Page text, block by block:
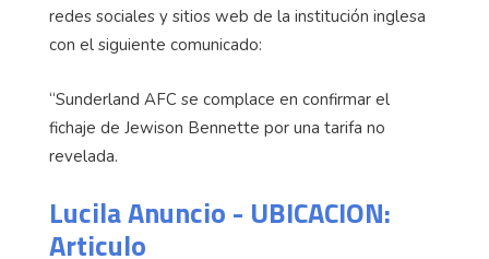
redes sociales y sitios web de la institución inglesa
con el siguiente comunicado:
“Sunderland AFC se complace en confirmar el
fichaje de Jewison Bennette por una tarifa no
revelada.
Lucila Anuncio - UBICACION:
Articulo